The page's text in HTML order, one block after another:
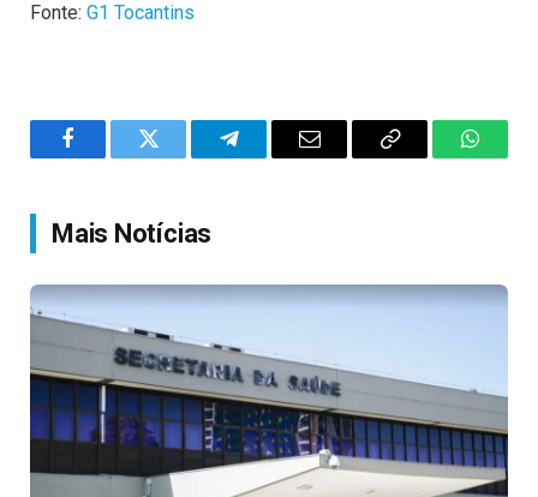
Fonte: G1 Tocantins
FacebookTwitter TelegramEmail
Copy
Mais Notícias